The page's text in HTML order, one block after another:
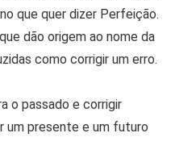
que quer dizer Perfeição.
dão origem ao nome da
como corrigir um erro.
o passado e corrigir
um presente e um futuro